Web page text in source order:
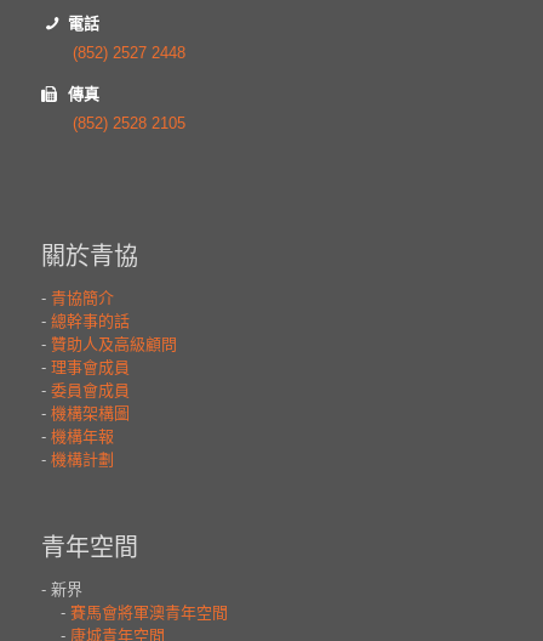
電話
(852) 2527 2448
傳真
(852) 2528 2105